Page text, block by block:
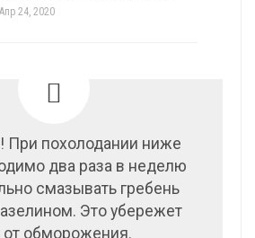
Апр 24, 2020
При похолодании ниже
два раза в неделю
смазывать гребень
Это убережет
от обморожения.